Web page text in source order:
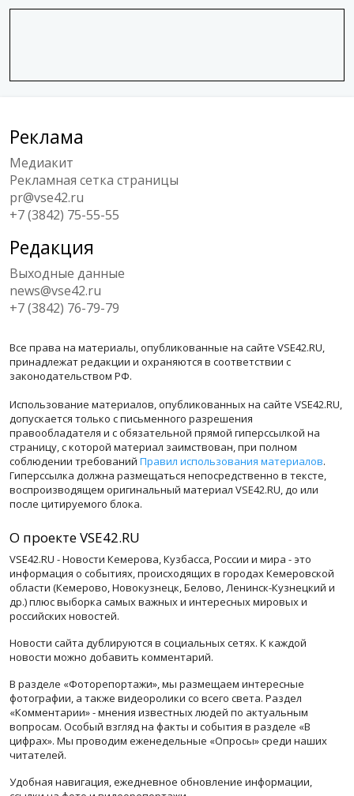
Реклама
Медиакит
Рекламная сетка страницы
pr@vse42.ru
+7 (3842) 75-55-55
Редакция
Выходные данные
news@vse42.ru
+7 (3842) 76-79-79
Все права на материалы, опубликованные на сайте VSE42.RU,
принадлежат редакции и охраняются в соответствии с
законодательством РФ.
Использование материалов, опубликованных на сайте VSE42.RU,
допускается только с письменного разрешения
правообладателя и с обязательной прямой гиперссылкой на
страницу, с которой материал заимствован, при полном
соблюдении требований Правил использования материалов.
Гиперссылка должна размещаться непосредственно в тексте,
воспроизводящем оригинальный материал VSE42.RU, до или
после цитируемого блока.
О проекте VSE42.RU
VSE42.RU - Новости Кемерова, Кузбасса, России и мира - это
информация о событиях, происходящих в городах Кемеровской
области (Кемерово, Новокузнецк, Белово, Ленинск-Кузнецкий и
др.) плюс выборка самых важных и интересных мировых и
российских новостей.
Новости сайта дублируются в социальных сетях. К каждой
новости можно добавить комментарий.
В разделе «Фоторепортажи», мы размещаем интересные
фотографии, а также видеоролики со всего света. Раздел
«Комментарии» - мнения известных людей по актуальным
вопросам. Особый взгляд на факты и события в разделе «В
цифрах». Мы проводим еженедельные «Опросы» среди наших
читателей.
Удобная навигация, ежедневное обновление информации,